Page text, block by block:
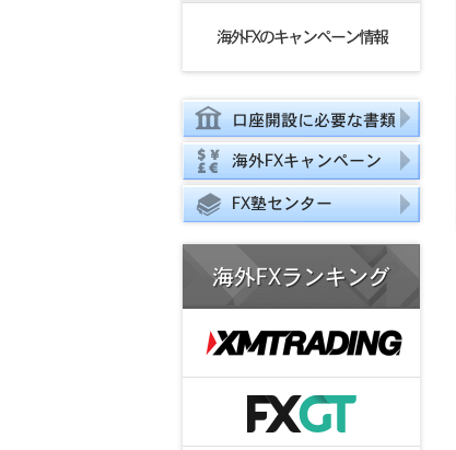
海外FXのキャンペーン情報
口座開設に必要な書類
海外FXキャンペーン
FX塾センター
海外FXランキング